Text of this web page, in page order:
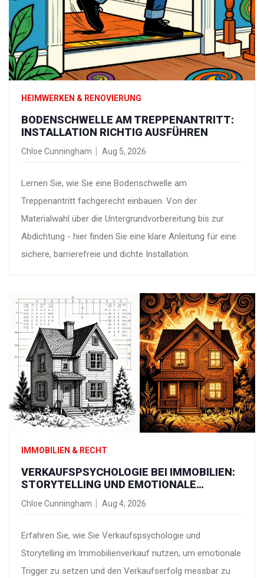
HEIMWERKEN & RENOVIERUNG
BODENSCHWELLE AM TREPPENANTRITT:
INSTALLATION RICHTIG AUSFÜHREN
Chloe Cunningham Aug 5, 2026
Lernen Sie, wie Sie eine Bodenschwelle am
Treppenantritt fachgerecht einbauen. Von der
Materialwahl über die Untergrundvorbereitung bis zur
Abdichtung - hier finden Sie eine klare Anleitung für eine
sichere, barrierefreie und dichte Installation.
IMMOBILIEN & RECHT
VERKAUFSPSYCHOLOGIE BEI IMMOBILIEN:
STORYTELLING UND EMOTIONALE
TRIGGER NUTZEN
Chloe Cunningham Aug 4, 2026
Erfahren Sie, wie Sie Verkaufspsychologie und
Storytelling im Immobilienverkauf nutzen, um emotionale
Trigger zu setzen und den Verkaufserfolg messbar zu